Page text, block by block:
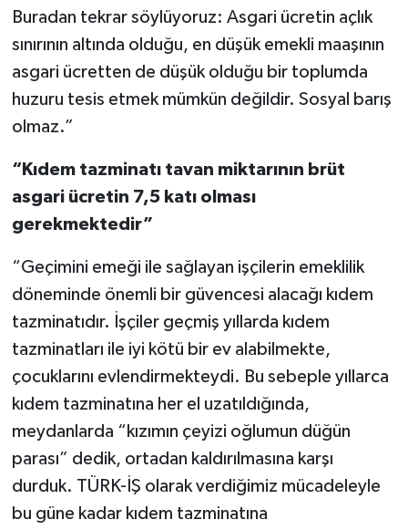
Buradan tekrar söylüyoruz: Asgari ücretin açlık
sınırının altında olduğu, en düşük emekli maaşının
asgari ücretten de düşük olduğu bir toplumda
huzuru tesis etmek mümkün değildir. Sosyal barış
olmaz.”
“ Kıdem tazminatı tavan miktarının brüt
asgari ücretin 7,5 katı olması
gerekmektedir”
“Geçimini emeği ile sağlayan işçilerin emeklilik
döneminde önemli bir güvencesi alacağı kıdem
tazminatıdır. İşçiler geçmiş yıllarda kıdem
tazminatları ile iyi kötü bir ev alabilmekte,
çocuklarını evlendirmekteydi. Bu sebeple yıllarca
kıdem tazminatına her el uzatıldığında,
meydanlarda “kızımın çeyizi oğlumun düğün
parası” dedik, ortadan kaldırılmasına karşı
durduk. TÜRK-İŞ olarak verdiğimiz mücadeleyle
bu güne kadar kıdem tazminatına